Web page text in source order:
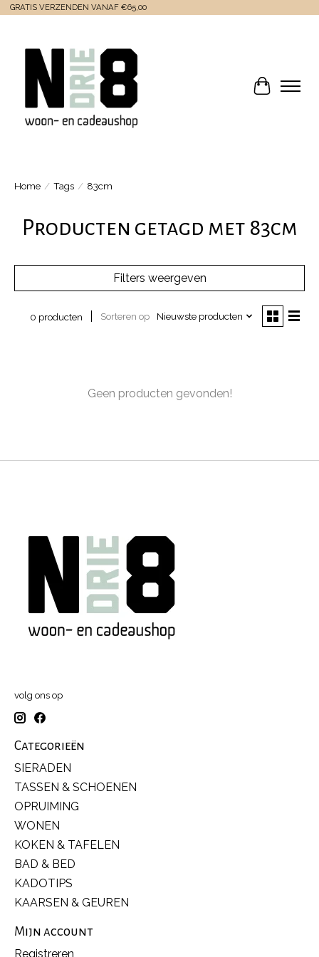
GRATIS VERZENDEN VANAF €65,00
Home / Tags / 83cm
Producten getagd met 83cm
Filters weergeven
0 producten Sorteren op Nieuwste producten
Geen producten gevonden!
volg ons op
Categorieën
SIERADEN
TASSEN & SCHOENEN
OPRUIMING
WONEN
KOKEN & TAFELEN
BAD & BED
KADOTIPS
KAARSEN & GEUREN
Mijn account
Registreren